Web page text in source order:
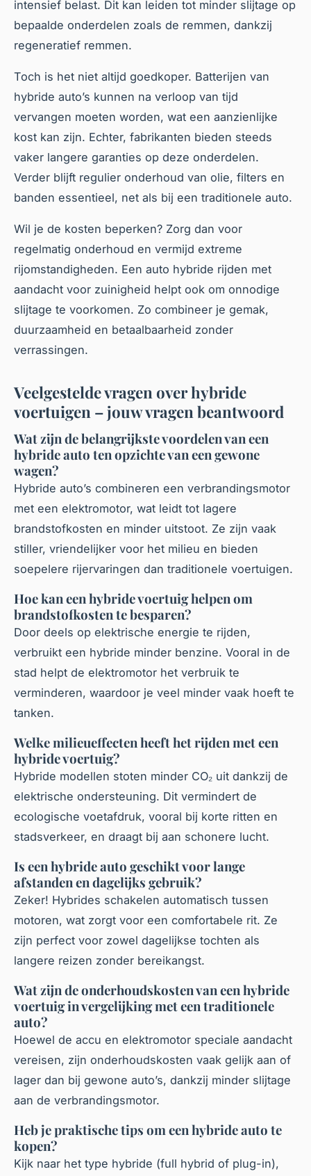
intensief belast. Dit kan leiden tot minder slijtage op
bepaalde onderdelen zoals de remmen, dankzij
regeneratief remmen.
Toch is het niet altijd goedkoper. Batterijen van
hybride auto’s kunnen na verloop van tijd
vervangen moeten worden, wat een aanzienlijke
kost kan zijn. Echter, fabrikanten bieden steeds
vaker langere garanties op deze onderdelen.
Verder blijft regulier onderhoud van olie, filters en
banden essentieel, net als bij een traditionele auto.
Wil je de kosten beperken? Zorg dan voor
regelmatig onderhoud en vermijd extreme
rijomstandigheden. Een auto hybride rijden met
aandacht voor zuinigheid helpt ook om onnodige
slijtage te voorkomen. Zo combineer je gemak,
duurzaamheid en betaalbaarheid zonder
verrassingen.
Veelgestelde vragen over hybride
voertuigen – jouw vragen beantwoord
Wat zijn de belangrijkste voordelen van een
hybride auto ten opzichte van een gewone
wagen?
Hybride auto’s combineren een verbrandingsmotor
met een elektromotor, wat leidt tot lagere
brandstofkosten en minder uitstoot. Ze zijn vaak
stiller, vriendelijker voor het milieu en bieden
soepelere rijervaringen dan traditionele voertuigen.
Hoe kan een hybride voertuig helpen om
brandstofkosten te besparen?
Door deels op elektrische energie te rijden,
verbruikt een hybride minder benzine. Vooral in de
stad helpt de elektromotor het verbruik te
verminderen, waardoor je veel minder vaak hoeft te
tanken.
Welke milieueffecten heeft het rijden met een
hybride voertuig?
Hybride modellen stoten minder CO₂ uit dankzij de
elektrische ondersteuning. Dit vermindert de
ecologische voetafdruk, vooral bij korte ritten en
stadsverkeer, en draagt bij aan schonere lucht.
Is een hybride auto geschikt voor lange
afstanden en dagelijks gebruik?
Zeker! Hybrides schakelen automatisch tussen
motoren, wat zorgt voor een comfortabele rit. Ze
zijn perfect voor zowel dagelijkse tochten als
langere reizen zonder bereikangst.
Wat zijn de onderhoudskosten van een hybride
voertuig in vergelijking met een traditionele
auto?
Hoewel de accu en elektromotor speciale aandacht
vereisen, zijn onderhoudskosten vaak gelijk aan of
lager dan bij gewone auto’s, dankzij minder slijtage
aan de verbrandingsmotor.
Heb je praktische tips om een hybride auto te
kopen?
Kijk naar het type hybride (full hybrid of plug-in),